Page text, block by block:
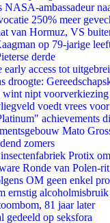
ambassadeur
250% meer
van Hormuz, VS
op 79-jarige
derde
access tot
droogte:
wint nipt
voedt vrees
achievements
Mato
zomers
Protix
Ronde van Polen-rit
OM geen enkel
ernstig alcoholmisbruik
81 jaar later
gedeeld op seksfora